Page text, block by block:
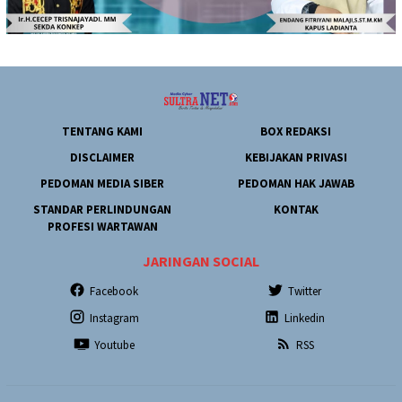
TENTANG KAMI
BOX REDAKSI
DISCLAIMER
KEBIJAKAN PRIVASI
PEDOMAN MEDIA SIBER
PEDOMAN HAK JAWAB
STANDAR PERLINDUNGAN
PROFESI WARTAWAN
KONTAK
JARINGAN SOCIAL
Facebook
Twitter
Instagram
Linkedin
Youtube
RSS